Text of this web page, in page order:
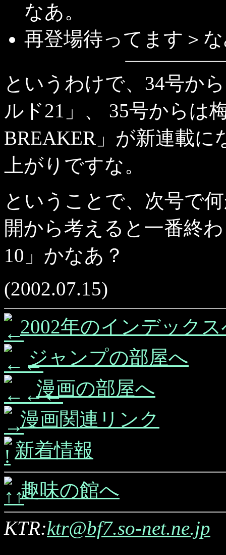
なあ。
再登場待ってます＞
というわけで、34号か
ルド21」、 35号からは
BREAKER」が新連載
上がりですな。
ということで、次号で
開から考えると一番終
10」かなあ？
(2002.07.15)
2002年のインデック
ジャンプの部屋へ
漫画の部屋へ
漫画関連リンク
新着情報
趣味の館へ
KTR:ktr@bf7.so-net.ne.jp